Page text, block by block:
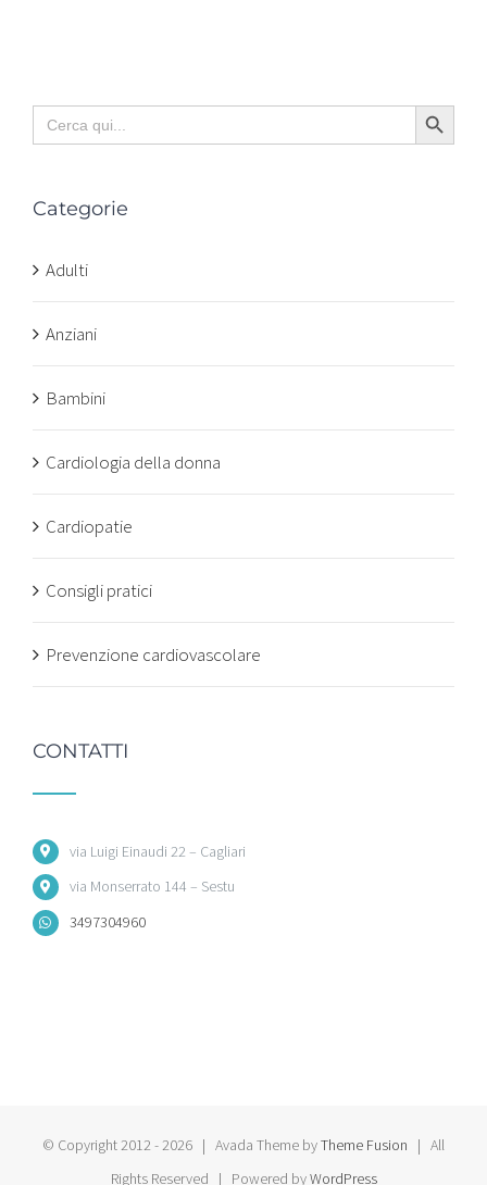
Search
for:
Search Button
Categorie
Adulti
Anziani
Bambini
Cardiologia della donna
Cardiopatie
Consigli pratici
Prevenzione cardiovascolare
CONTATTI
via Luigi Einaudi 22 – Cagliari
via Monserrato 144 – Sestu
3497304960
© Copyright 2012 -2026 | Avada Theme byTheme Fusion | All
Rights Reserved | Powered byWordPress